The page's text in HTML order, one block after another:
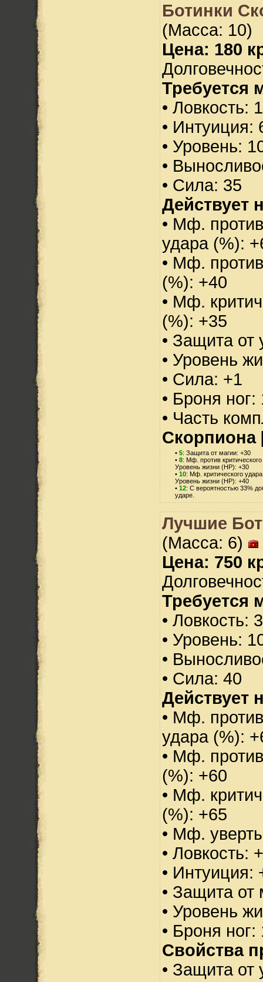
Ботинки
(Масса: 10)
Цена: 180
Требуется
• Ловкость:
• Интуиция:
• Уровень:
•
• Сила: 35
Действует
• Мф.
удара (%):
• Мф.
(%): +40
• Мф.
(%): +35
• Защита от
• Уровень
• Сила: +1
• Броня
• Часть
Скорпиона
• 5: Защита от магии: +30
• 8: Мф. против
Уровень жизни (HP): +30
• 10: Мф. критического
Уровень жизни (HP): +40
• 12: С вероятностью 33%
ударе.
Лучшие
(Масса: 6)
Цена: 750
Требуется
• Ловкость:
• Уровень:
•
• Сила: 40
Действует
• Мф.
удара (%):
• Мф.
(%): +60
• Мф.
(%): +65
• Мф.
• Ловкость:
• Интуиция:
• Защита от
• Уровень
• Броня
Свойства
• Защита от